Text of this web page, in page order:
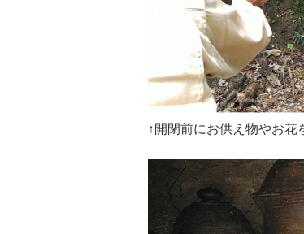
↑開閉前にお供え物やお花